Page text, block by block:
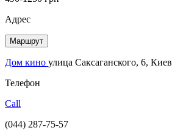
Адрес
Маршрут
Дом кино улица Саксаганского, 6, Киев
Телефон
Call
(044) 287-75-57